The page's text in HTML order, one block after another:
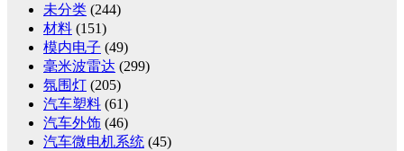
未分类 (244)
材料 (151)
模内电子 (49)
毫米波雷达 (299)
氛围灯 (205)
汽车塑料 (61)
汽车外饰 (46)
汽车微电机系统 (45)